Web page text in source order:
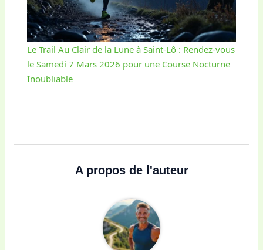
Le Trail Au Clair de la Lune à Saint-Lô : Rendez-vous
le Samedi 7 Mars 2026 pour une Course Nocturne
Inoubliable
A propos de l'auteur